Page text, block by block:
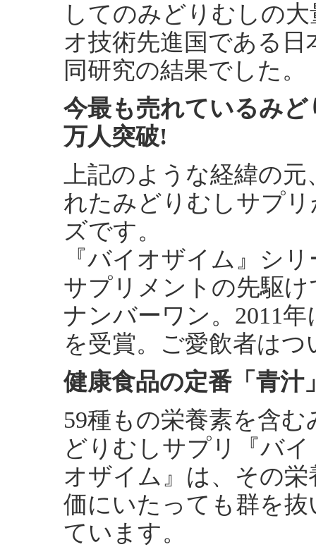
してのみどりむしの
オ技術先進国である
同研究の結果でした。
今最も売れているみ
万人突破!
上記のような経緯の
れたみどりむしサプ
ズです。
『バイオザイム』シ
サプリメントの先駆
ナンバーワン。2011
を受賞。ご愛飲者は
健康食品の定番「青
59種もの栄養素を含む
どりむしサプリ『バイ
オザイム』は、その栄
価にいたっても群を抜
ています。